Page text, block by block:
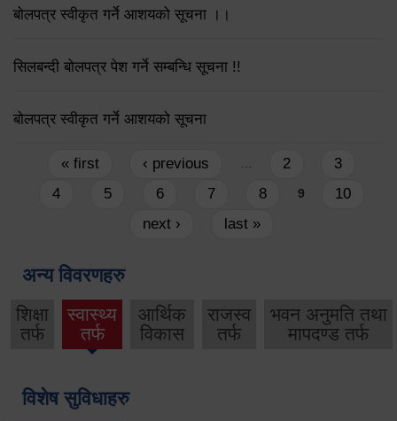
बोलपत्र स्वीकृत गर्ने आशयको सूचना ।।
सिलबन्दी बोलपत्र पेश गर्ने सम्बन्धि सूचना !!
बोलपत्र स्वीकृत गर्ने आशयको सूचना
Pages
« first ‹ previous … 2
3
4
5 6 7 8 9
10
next ›
last »
अन्य विवरणहरु
शिक्षा
तर्फ
स्वास्थ्य
तर्फ
आर्थिक
विकास
राजस्व
तर्फ
भवन अनुमति तथा
मापदण्ड तर्फ
विशेष सुविधाहरु